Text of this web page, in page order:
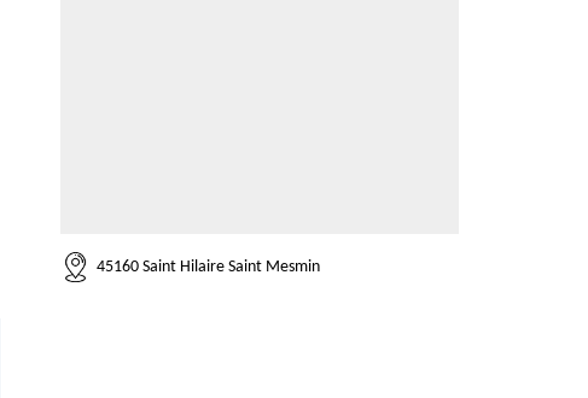
45160 Saint Hilaire Saint Mesmin